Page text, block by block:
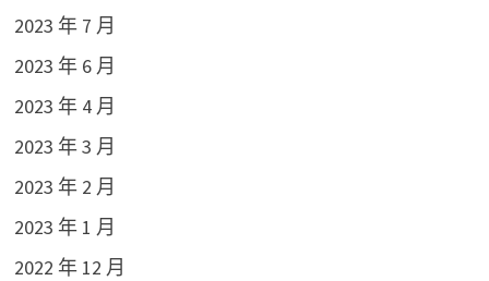
2023 年 7 月
2023 年 6 月
2023 年 4 月
2023 年 3 月
2023 年 2 月
2023 年 1 月
2022 年 12 月